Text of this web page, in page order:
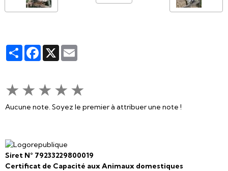
PartagerFacebook
X
★ ★ ★ ★ ★
Aucune note. Soyez le premier à attribuer une note !
Siret N° 79233229800019
Certificat de Capacité aux Animaux domestiques